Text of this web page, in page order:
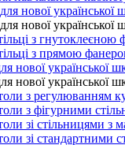
нової української
нової української
з гнутоклеєною
з прямою
нової української
нової української
з регулюванням
з фігурними
зі стільницями з
зі стандартними